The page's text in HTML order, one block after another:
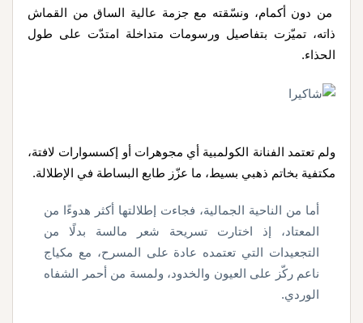
من دون أكمام، ونسّقته مع جزمة عالية الساق من القماش
ذاته، تميّزت بتفاصيل ورسومات متداخلة امتدّت على طول
الحذاء.
ولم تعتمد الفنانة الكولمبية أي مجوهرات أو إكسسوارات لافتة،
مكتفية بخاتم ذهبي بسيط، ما عزّز طابع البساطة في الإطلالة.
أما من الناحية الجمالية، فجاءت إطلالتها أكثر هدوءًا من
المعتاد، إذ اختارت تسريحة شعر مالسة بدلًا من
التجعيدات التي تعتمده عادة على المسرح، مع مكياج
ناعم ركّز على العيون والخدود، ولمسة من أحمر الشفاه
الوردي.